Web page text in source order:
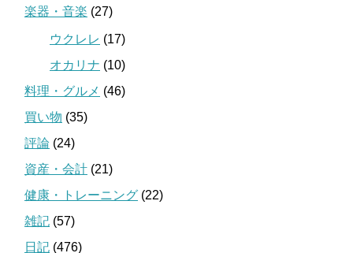
楽器・音楽 (27)
ウクレレ (17)
オカリナ (10)
料理・グルメ (46)
買い物 (35)
評論 (24)
資産・会計 (21)
健康・トレーニング (22)
雑記 (57)
日記 (476)